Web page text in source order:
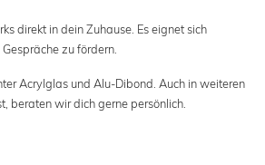
direkt in dein Zuhause. Es eignet sich
zu fördern.
Acrylglas und Alu-Dibond. Auch in weiteren
beraten wir dich gerne persönlich.